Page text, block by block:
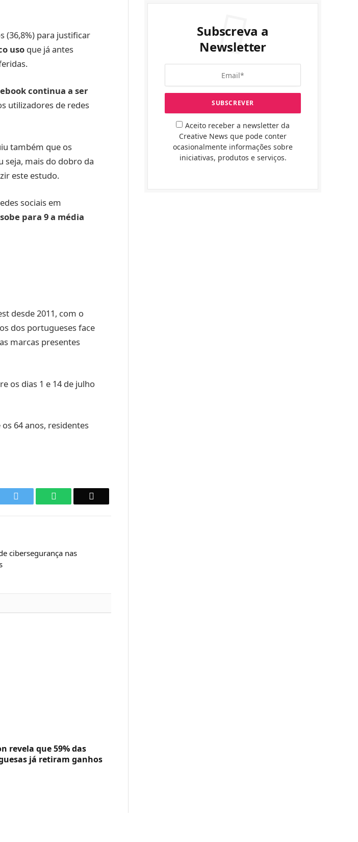
(36,8%) para justificar
uso que já antes
continua a ser
utilizadores de redes
também que os
seja, mais do dobro da
este estudo.
sociais em
para 9 a média
desde 2011, com o
dos portugueses face
marcas presentes
os dias 1 e 14 de julho
64 anos, residentes
WhatsApp
cibersegurança nas
revela que 59% das
já retiram ganhos
Subscreva a
Newsletter
Aceito receber a newsletter da
Creative News que pode conter
ocasionalmente informações sobre
iniciativas, produtos e serviços.